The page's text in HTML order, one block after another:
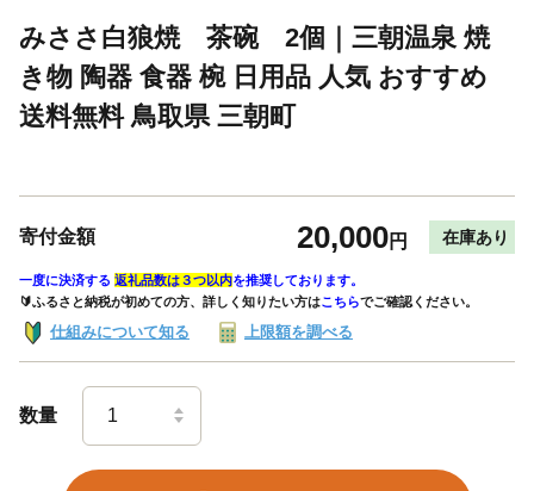
みささ白狼焼 茶碗 2個｜三朝温泉 焼
き物 陶器 食器 椀 日用品 人気 おすすめ
送料無料 鳥取県 三朝町
寄付金額 20,000円 在庫あり
一度に決済する 返礼品数は３つ以内を推奨しております。
🔰ふるさと納税が初めての方、詳しく知りたい方はこちらでご確認ください。
仕組みについて知る 上限額を調べる
数量